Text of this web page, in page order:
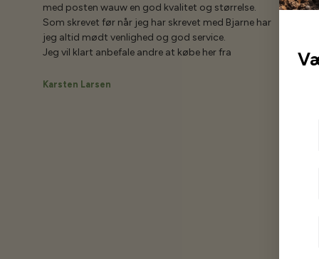
med posten wauw en god kvalitet og størrelse.
Som skrevet før når jeg har skrevet med Bjarne har
jeg altid mødt venlighed og god service.
Jeg vil klart anbefale andre at købe her fra
Karsten Larsen